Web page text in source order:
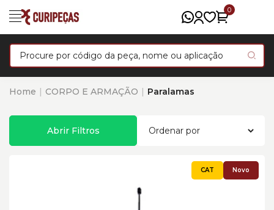
0
Home CORPO E ARMAÇÃO Paralamas
Abrir Filtros
Novo